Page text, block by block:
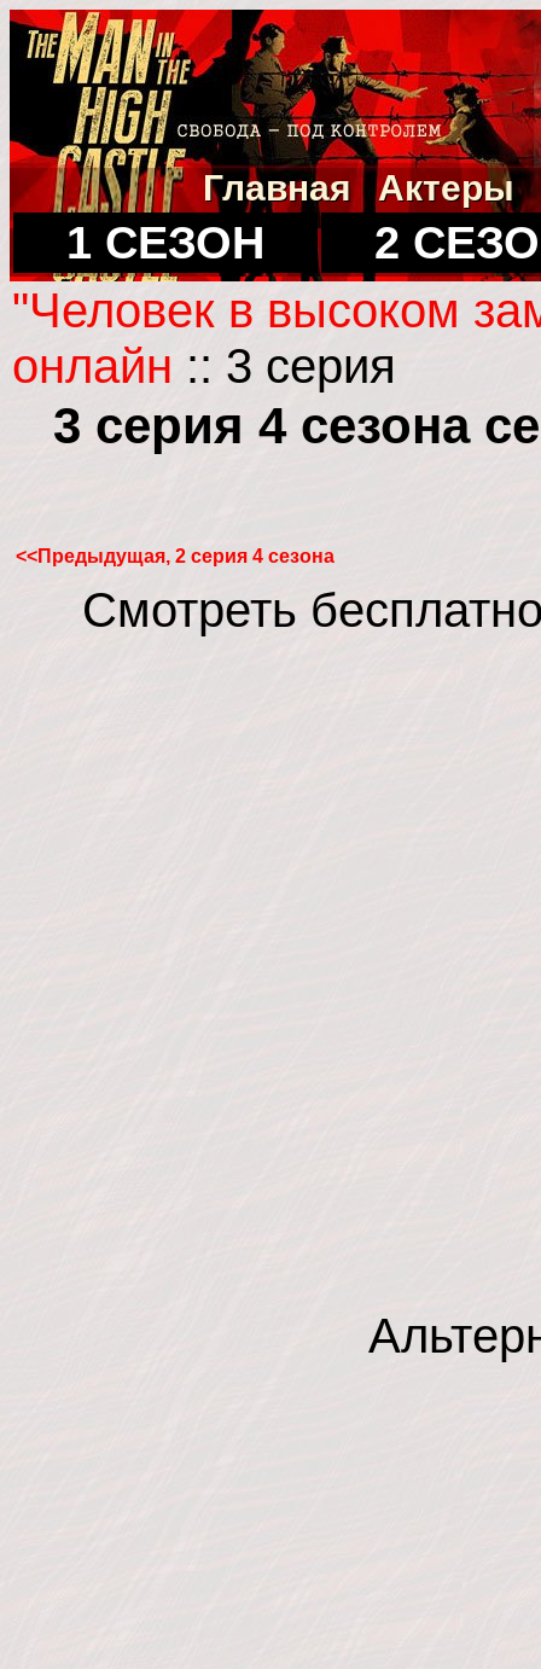
Главная Актеры
1 СЕЗОН 2
"Человек в высоком
онлайн :: 3 серия
3 серия 4 сезона
<<Предыдущая, 2 серия 4 сезона
Смотреть